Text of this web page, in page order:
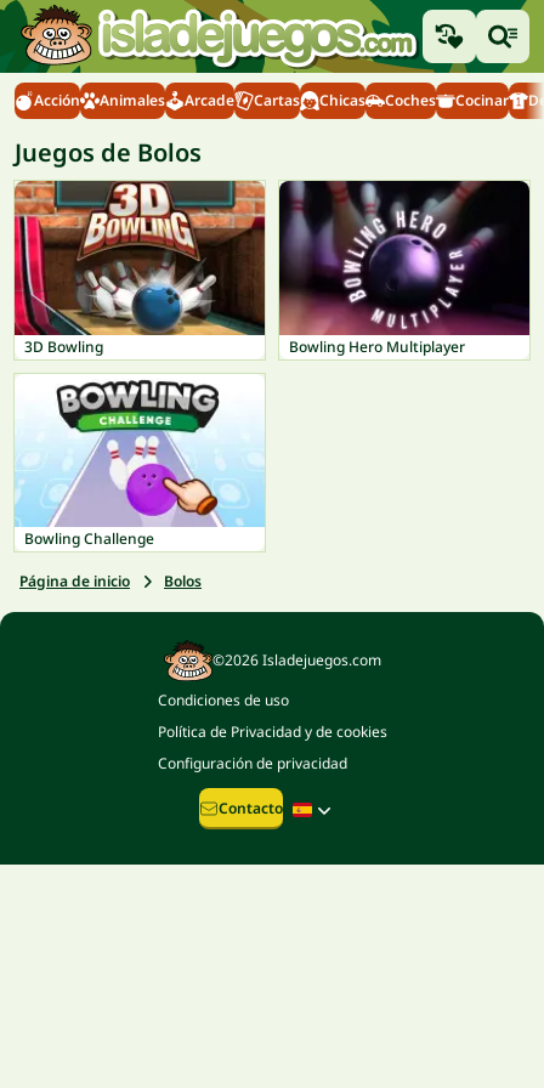
Acción Animales Arcade Cartas Chicas Coches Cocinar
Juegos de Bolos
3D Bowling Bowling Hero Multiplayer
Bowling Challenge
Página de inicio Bolos
©2026 Isladejuegos.com
Condiciones de uso
Política de Privacidad y de cookies
Configuración de privacidad
Contacto